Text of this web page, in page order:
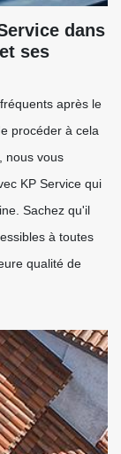
dans
ses
après le
procéder à cela
nous vous
KP Service qui
Sachez qu'il
à toutes
qualité de